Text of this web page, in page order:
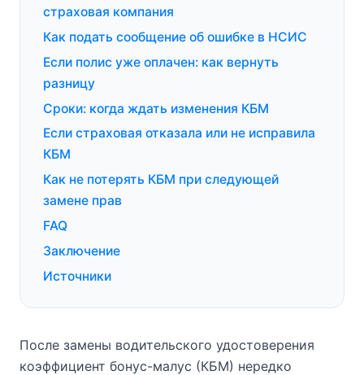
страховая компания
Как подать сообщение об ошибке в НСИС
Если полис уже оплачен: как вернуть
разницу
Сроки: когда ждать изменения КБМ
Если страховая отказала или не исправила
КБМ
Как не потерять КБМ при следующей
замене прав
FAQ
Заключение
Источники
После замены водительского удостоверения
коэффициент бонус-малус (КБМ) нередко